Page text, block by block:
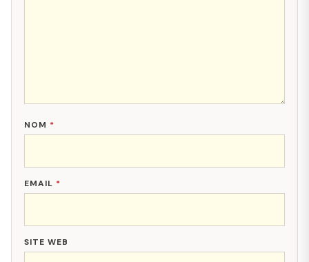
NOM *
EMAIL *
SITE WEB